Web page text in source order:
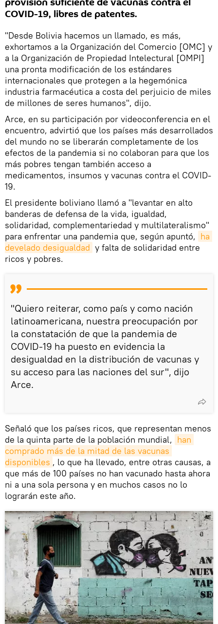
COVID-19, libres de patentes.
"Desde Bolivia hacemos un llamado, es más,
exhortamos a la Organización del Comercio [OMC] y
a la Organización de Propiedad Intelectural [OMPI]
una pronta modificación de los estándares
internacionales que protegen a la hegemónica
industria farmacéutica a costa del perjuicio de miles
de millones de seres humanos", dijo.
Arce, en su participación por videoconferencia en el
encuentro, advirtió que los países más desarrollados
del mundo no se liberarán completamente de los
efectos de la pandemia si no colaboran para que los
más pobres tengan también acceso a
medicamentos, insumos y vacunas contra el COVID-
19.
El presidente boliviano llamó a "levantar en alto
banderas de defensa de la vida, igualdad,
solidaridad, complementariedad y multilateralismo"
para enfrentar una pandemia que, según apuntó, ha
develado desigualdad y falta de solidaridad entre
ricos y pobres.
"Quiero reiterar, como país y como nación
latinoamericana, nuestra preocupación por
la constatación de que la pandemia de
COVID-19 ha puesto en evidencia la
desigualdad en la distribución de vacunas y
su acceso para las naciones del sur", dijo
Arce.
Señaló que los países ricos, que representan menos
de la quinta parte de la población mundial, han
comprado más de la mitad de las vacunas
disponibles , lo que ha llevado, entre otras causas, a
que más de 100 países no han vacunado hasta ahora
ni a una sola persona y en muchos casos no lo
lograrán este año.